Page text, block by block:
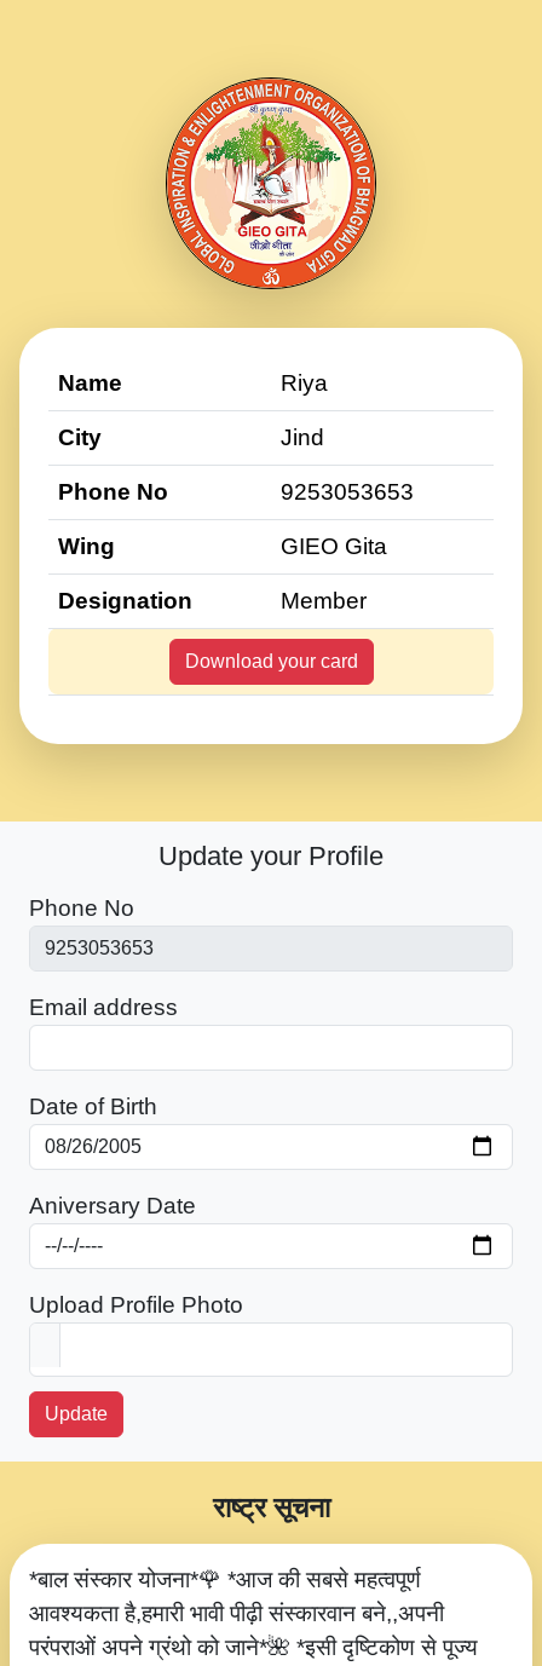
Name Riya
City Jind
Phone No 9253053653
Wing GIEO Gita
Designation Member
Download your card
Update your Profile
Phone No
Email address
Date of Birth
Aniversary Date
Upload Profile Photo
Update
*बाल संस्कार योजना*🌹 *आज की सबसे महत्वपूर्ण
आवश्यकता है,हमारी भावी पीढ़ी संस्कारवान बने,,अपनी
परंपराओं अपने ग्रंथो को जाने*🌺 *इसी दृष्टिकोण से पूज्य
राष्ट्र सूचना